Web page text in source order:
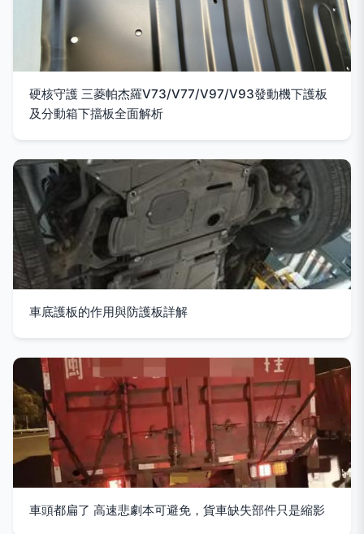
硬核守護 三菱帕杰羅V73/V77/V97/V93發動機下護板
及分動箱下擋板全面解析
車底護板的作用與防護板詳解
車頭都扁了 高速悲劇本可避免，貨車缺失部件只是縮影